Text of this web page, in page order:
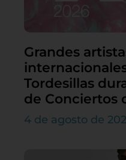
Grandes
Tordesillas
de Conciertos
4 de agosto de